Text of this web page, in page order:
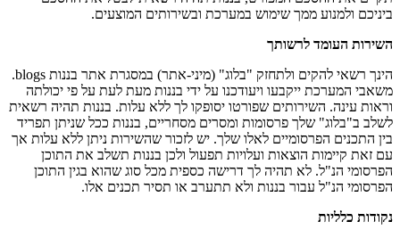
ביניכם ולמנוע ממך שימוש במערכת ובשירותים המוצעים.
השירות העומד לרשותך
הינך רשאי להקים ולתחזק "בלוג" (מיני-אתר) במסגרת אתר בננות blogs.
משאבי המערכת ייקבעו ויעודכנו על ידי בננות מעת לעת על פי יכולתה
וראות עינה. השירותים שפורטו יסופקו לך ללא עלות. בננות תהיה רשאית
לשלב ב"בלוג" שלך פרסומות ומסרים מסחריים, בננות ככל שניתן תפריד
בין התכנים הפרסומיים לאלו שלך. יש לזכור שהשירות ניתן ללא עלות אך
עם זאת קיימות הוצאות ועלויות תפעול ולכן בננות תשלב את התוכן
הפרסומי הנ"ל. לא תהיה לך דרישה כספית מכל סוג שהוא בגין התוכן
הפרסומי הנ"ל עבור בננות ולא תתערב או תסיר תכנים אלו.
נקודות כלליות